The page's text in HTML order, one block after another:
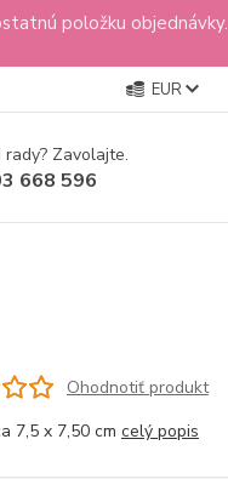
položku objednávky.
EUR
Zavolajte.
668 596
Ohodnotiť produkt
7,5 x 7,50 cm celý popis